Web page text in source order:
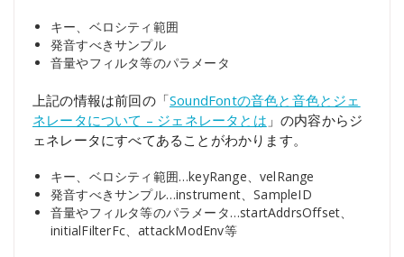
キー、ベロシティ範囲
発音すべきサンプル
音量やフィルタ等のパラメータ
上記の情報は前回の「SoundFontの音色と音色とジェ
ネレータについて – ジェネレータとは 」の内容からジ
ェネレータにすべてあることがわかります。
キー、ベロシティ範囲…keyRange、velRange
発音すべきサンプル…instrument、SampleID
音量やフィルタ等のパラメータ…startAddrsOffset、
initialFilterFc、attackModEnv等